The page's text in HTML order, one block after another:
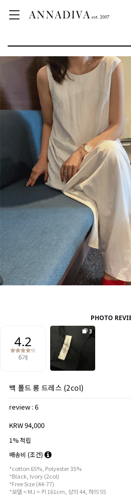
ANNA JEWELRY
백 폴드 롱 드레스 (2col)
review : 6
KRW 94,000
1% 적립
배송비 (조건)
*cotton 65%, Polyester 35%
*Black, Ivory (2col)
*Free Size (44-77)
*모델 < MJ > 키 161cm, 상의 44, 하의 55